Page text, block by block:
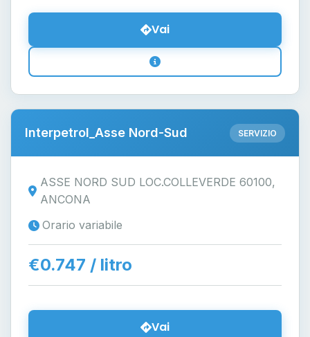
Vai
Interpetrol_Asse Nord-Sud SERVIZIO
ASSE NORD SUD LOC.COLLEVERDE 60100,
ANCONA
Orario variabile
€0.747 / litro
Vai